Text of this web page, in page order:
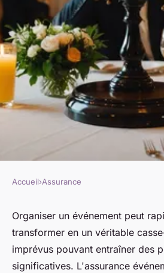
L'assurance
votre bouclier
imprévus
Accueil›Assurance
Organiser un événement peut
transformer en un véritable
imprévus pouvant entraîner des
significatives. L'assurance